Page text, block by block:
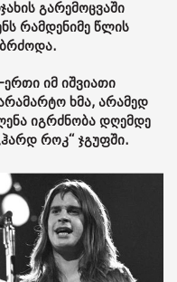
გარემოცვაში
რამდენიმე წლის
იმ იშვიათი
ხმა, არამედ
იგრძნობა დღემდე
როკ“ ჯგუფში.